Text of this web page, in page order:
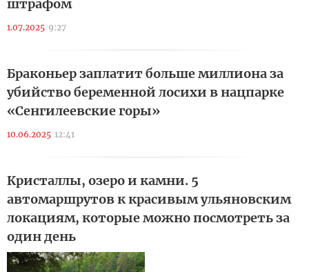
штрафом
1.07.2025 9:27
Браконьер заплатит больше миллиона за
убийство беременной лосихи в нацпарке
«Сенгилеевские горы»
10.06.2025 12:41
Кристаллы, озеро и камни. 5
автомаршрутов к красивым ульяновским
локациям, которые можно посмотреть за
один день